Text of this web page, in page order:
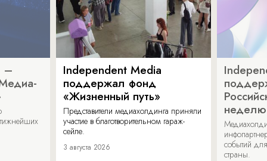
–
Independent Media
поддержал фонд
«Жизненный путь»
Представители медиахолдинга приняли
участие в благотворительном гараж-
сейле.
3 августа 2026
неделю
событий
страны.